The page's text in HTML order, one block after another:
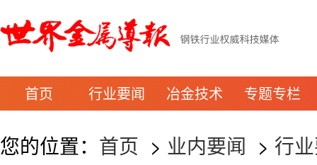
首页 行业要闻 冶金技术 专题专栏
您的位置： 首页 > 业内要闻 > 行